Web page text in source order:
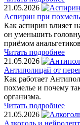
21.05.2026
Аспирин при
Как аспирин влияет
он уменьшить
приёмом
Читать подробнее
21.05.2026
Антиполицай от
Как работает
похмелье и почему
организма.
Читать подробнее
21.05.2026